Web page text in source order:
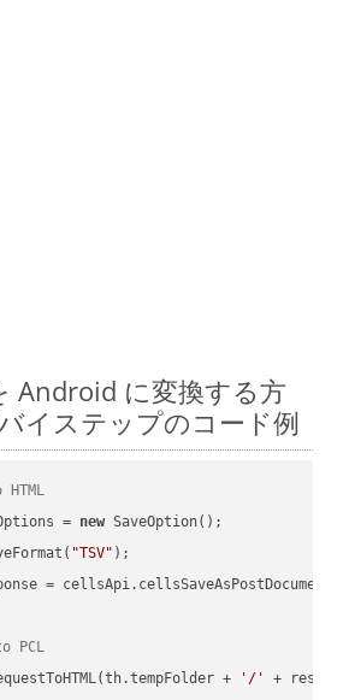
Android に変換する方
イステップのコード例
= new SaveOption();
"TSV" );
=
PCL
+
'/' +